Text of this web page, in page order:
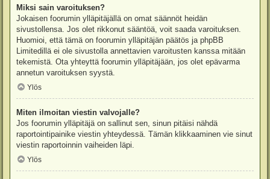
Miksi sain varoituksen?
Jokaisen foorumin ylläpitäjällä on omat säännöt heidän
sivustollensa. Jos olet rikkonut sääntöä, voit saada varoituksen.
Huomioi, että tämä on foorumin ylläpitäjän päätös ja phpBB
Limitedillä ei ole sivustolla annettavien varoitusten kanssa mitään
tekemistä. Ota yhteyttä foorumin ylläpitäjään, jos olet epävarma
annetun varoituksen syystä.
Ylös
Miten ilmoitan viestin valvojalle?
Jos foorumin ylläpitäjä on sallinut sen, sinun pitäisi nähdä
raportointipainike viestin yhteydessä. Tämän klikkaaminen vie sinut
viestin raportoinnin vaiheiden läpi.
Ylös